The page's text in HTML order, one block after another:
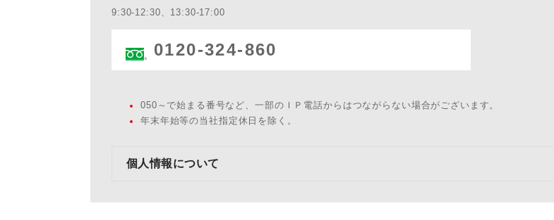
9:30-12:30、13:30-17:00
0120-324-860
050～で始まる番号など、一部のＩＰ電話からはつながらない場合がございます。
年末年始等の当社指定休日を除く。
個人情報について